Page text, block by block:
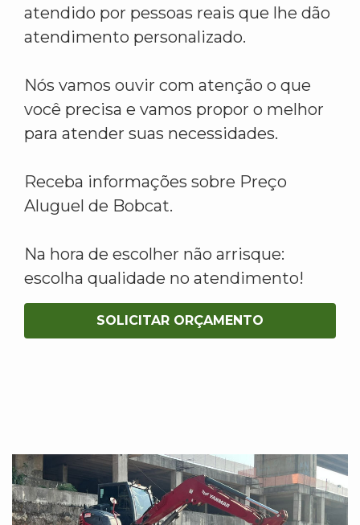
atendido por pessoas reais que lhe dão
atendimento personalizado.
Nós vamos ouvir com atenção o que
você precisa e vamos propor o melhor
para atender suas necessidades.
Receba informações sobre Preço
Aluguel de Bobcat.
Na hora de escolher não arrisque:
escolha qualidade no atendimento!
SOLICITAR ORÇAMENTO